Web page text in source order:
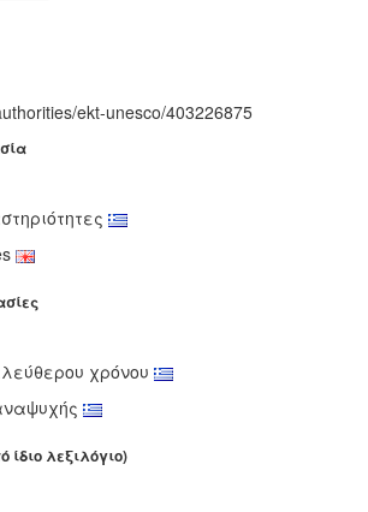
ekt-unesco/403226875
χρόνου
ίδιο λεξιλόγιο)